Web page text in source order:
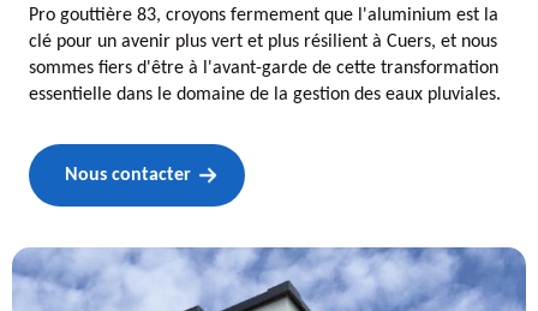
Pro gouttière 83, croyons fermement que l'aluminium est la
clé pour un avenir plus vert et plus résilient à Cuers, et nous
sommes fiers d'être à l'avant-garde de cette transformation
essentielle dans le domaine de la gestion des eaux pluviales.
Nous contacter